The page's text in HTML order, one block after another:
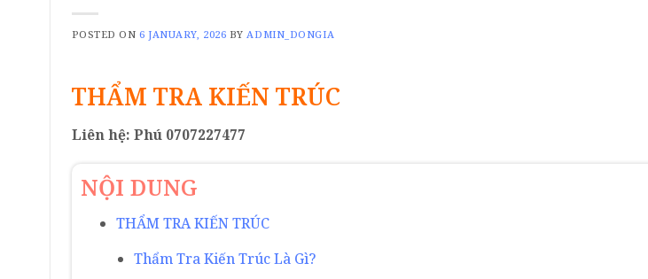
POSTED ON6 JANUARY, 2026 BYADMIN_DONGIA
THẨM TRA KIẾN TRÚC
Liên hệ: Phú 0707227477
NỘI DUNG
THẨM TRA KIẾN TRÚC
Thẩm Tra Kiến Trúc Là Gì?